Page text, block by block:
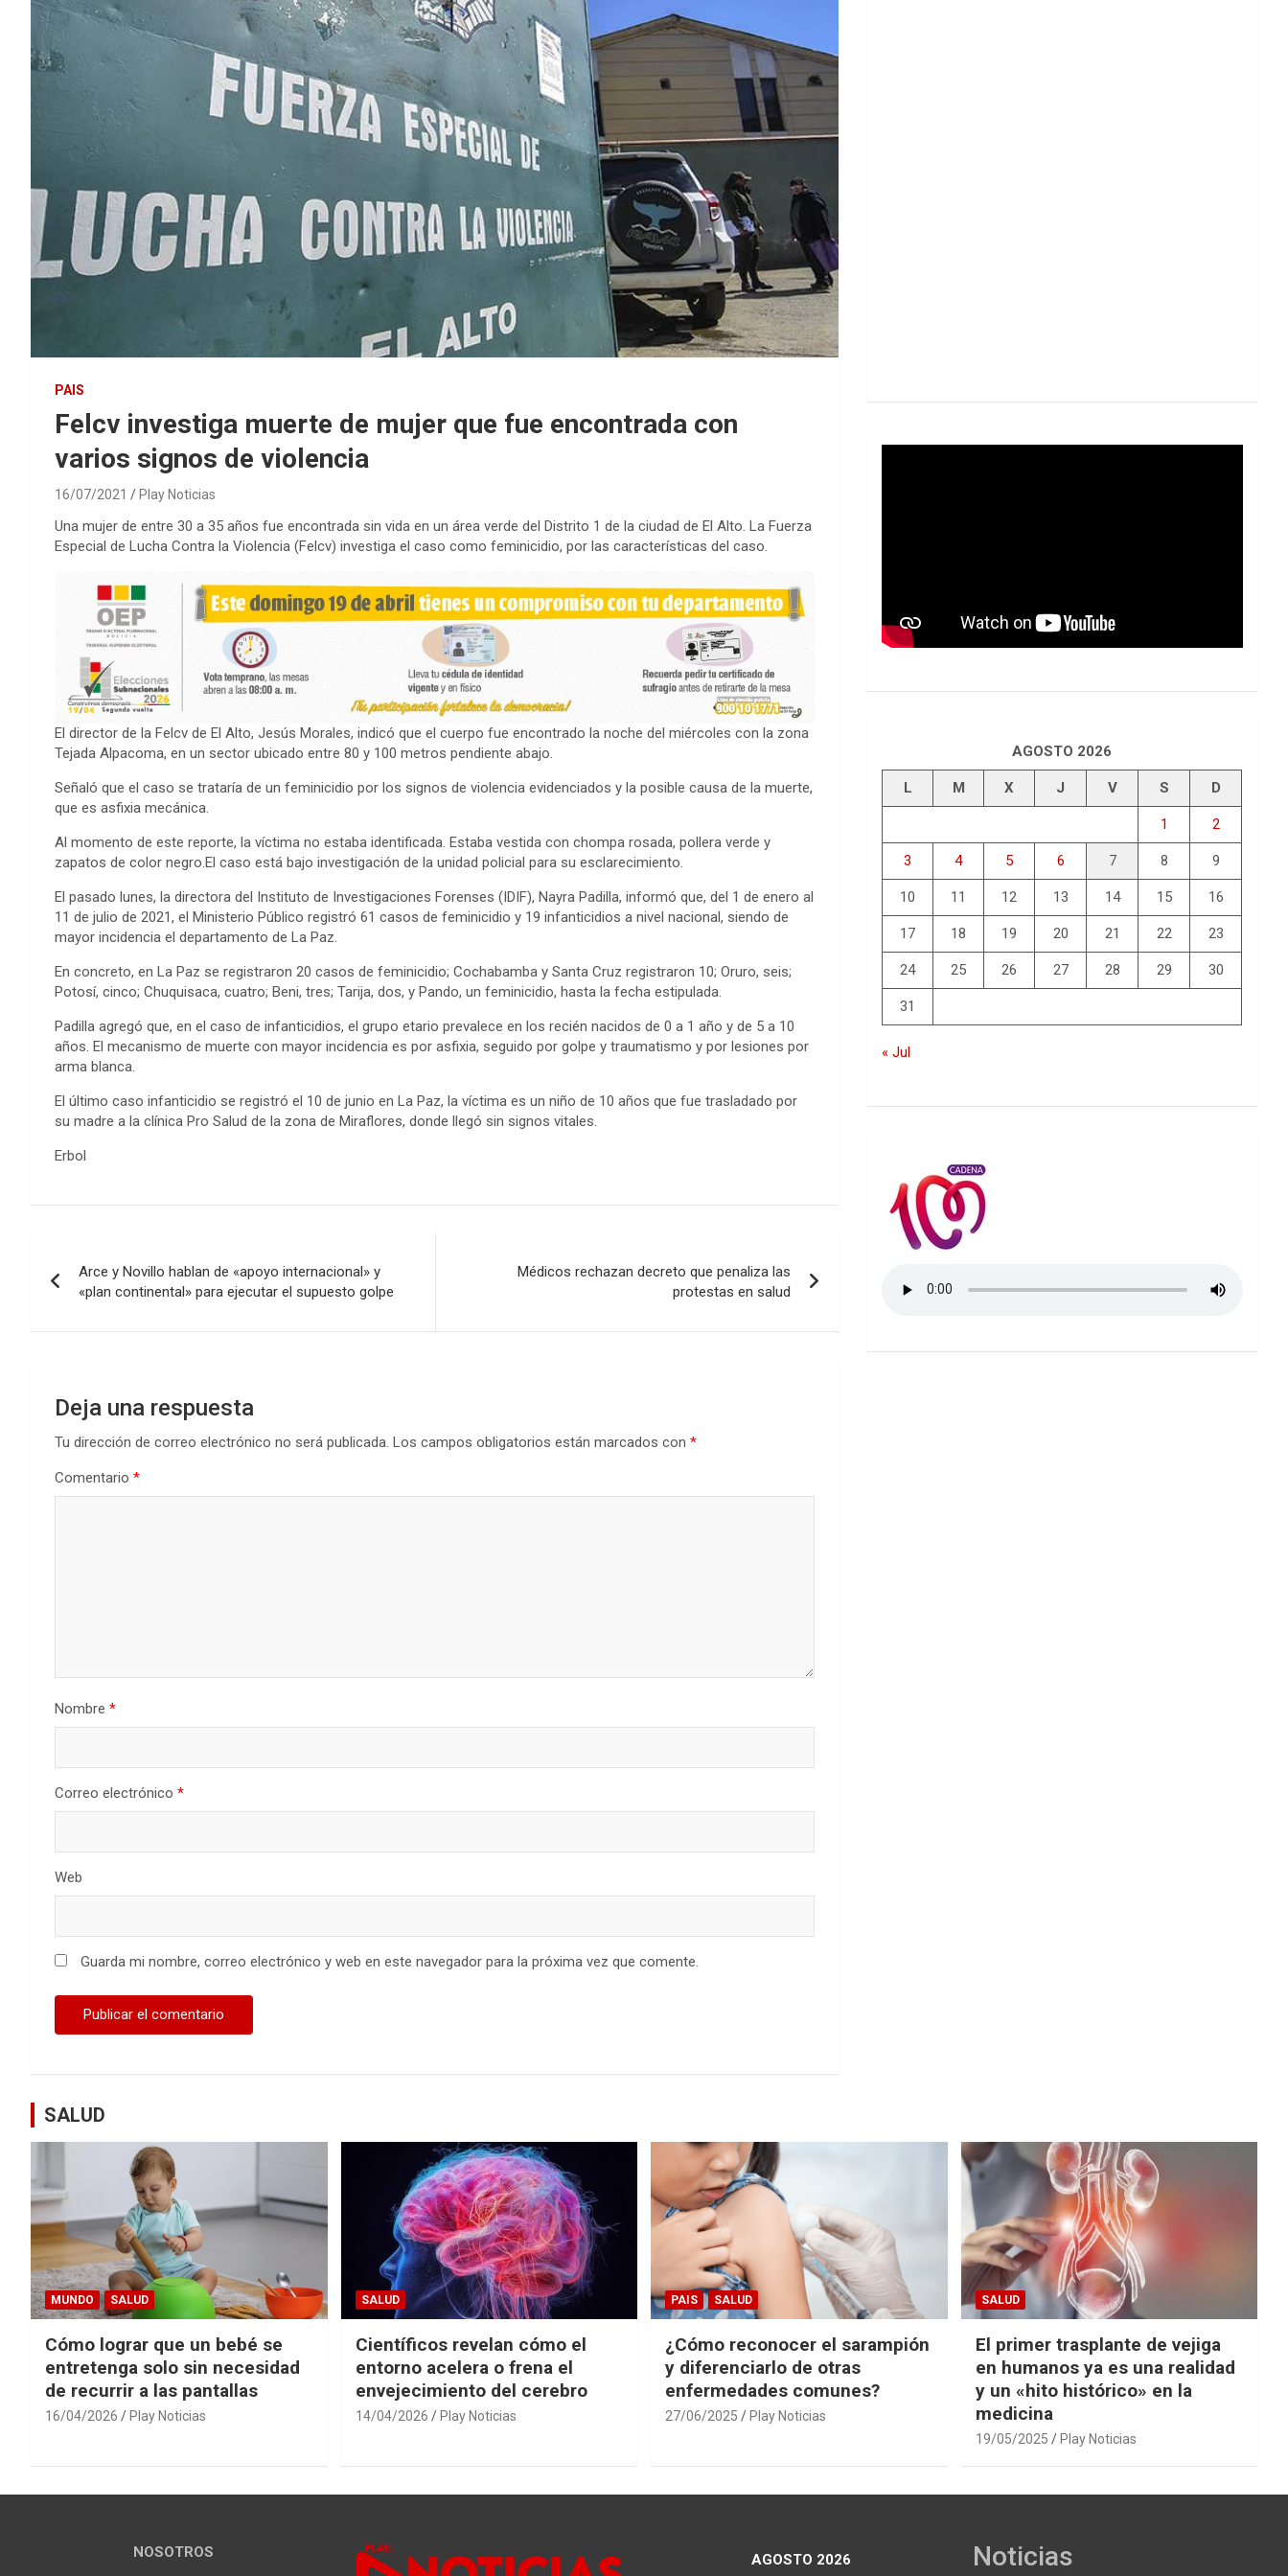
PAIS
Felcv investiga muerte de mujer que fue encontrada con
varios signos de violencia
16/07/2021 Play Noticias
Una mujer de entre 30 a 35 años fue encontrada sin vida en un área verde del Distrito 1 de la ciudad de El Alto. La Fuerza
Especial de Lucha Contra la Violencia (Felcv) investiga el caso como feminicidio, por las características del caso.
El director de la Felcv de El Alto, Jesús Morales, indicó que el cuerpo fue encontrado la noche del miércoles con la zona
Tejada Alpacoma, en un sector ubicado entre 80 y 100 metros pendiente abajo.
Señaló que el caso se trataría de un feminicidio por los signos de violencia evidenciados y la posible causa de la muerte,
que es asfixia mecánica.
Al momento de este reporte, la víctima no estaba identificada. Estaba vestida con chompa rosada, pollera verde y
zapatos de color negro.El caso está bajo investigación de la unidad policial para su esclarecimiento.
El pasado lunes, la directora del Instituto de Investigaciones Forenses (IDIF), Nayra Padilla, informó que, del 1 de enero al
11 de julio de 2021, el Ministerio Público registró 61 casos de feminicidio y 19 infanticidios a nivel nacional, siendo de
mayor incidencia el departamento de La Paz.
En concreto, en La Paz se registraron 20 casos de feminicidio; Cochabamba y Santa Cruz registraron 10; Oruro, seis;
Potosí, cinco; Chuquisaca, cuatro; Beni, tres; Tarija, dos, y Pando, un feminicidio, hasta la fecha estipulada.
Padilla agregó que, en el caso de infanticidios, el grupo etario prevalece en los recién nacidos de 0 a 1 año y de 5 a 10
años. El mecanismo de muerte con mayor incidencia es por asfixia, seguido por golpe y traumatismo y por lesiones por
arma blanca.
El último caso infanticidio se registró el 10 de junio en La Paz, la víctima es un niño de 10 años que fue trasladado por
su madre a la clínica Pro Salud de la zona de Miraflores, donde llegó sin signos vitales.
Erbol
de
entradas
Arce y Novillo hablan de «apoyo internacional» y
«plan continental» para ejecutar el supuesto golpe
Médicos rechazan decreto que penaliza las
protestas en salud
Deja una respuesta
Tu dirección de correo electrónico no será publicada. Los campos obligatorios están marcados con *
Comentario *
Nombre *
Correo electrónico *
Web
Guarda mi nombre, correo electrónico y web en este navegador para la próxima vez que comente.
AGOSTO 2026
L M X J V S D
1 2
3 4 5 6 7 8 9
10 11 12 13 14 15 16
17 18 19 20 21 22 23
24 25 26 27 28 29 30
31
« Jul
SALUD
MUNDO SALUD
Cómo lograr que un bebé se
entretenga solo sin necesidad
de recurrir a las pantallas
16/04/2026 Play Noticias
SALUD
Científicos revelan cómo el
entorno acelera o frena el
envejecimiento del cerebro
14/04/2026 Play Noticias
PAIS SALUD
¿Cómo reconocer el sarampión
y diferenciarlo de otras
enfermedades comunes?
27/06/2025 Play Noticias
SALUD
El primer trasplante de vejiga
en humanos ya es una realidad
y un «hito histórico» en la
medicina
19/05/2025 Play Noticias
NOSOTROS AGOSTO 2026 Noticias